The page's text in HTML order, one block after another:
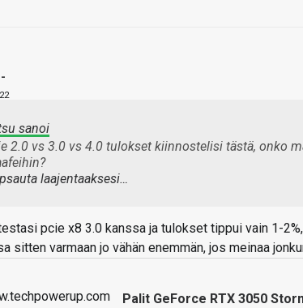
sanoi
2.0 vs 3.0 vs 4.0 tulokset kiinnostelisi tästä, onko
laajentaaksesi…
pcie x8 3.0 kanssa ja tulokset tippui vain 1-
sitten varmaan jo vähän enemmän, jos meinaa
Palit GeForce RTX 3050